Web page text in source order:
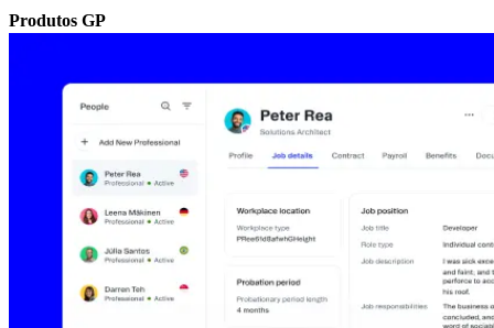
Produtos GP​​